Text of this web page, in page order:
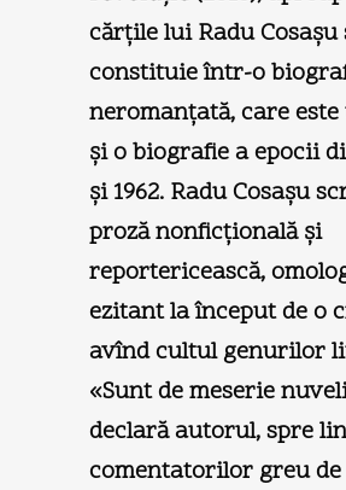
cărţile lui Radu Cosaşu
constituie într-o
neromanţată, care
şi o biografie a epocii
şi 1962. Radu Cosaşu
proză nonficţională şi
reportericească,
ezitant la început de o
avînd cultul genurilor
«Sunt de meserie
declară autorul, spre
comentatorilor greu de